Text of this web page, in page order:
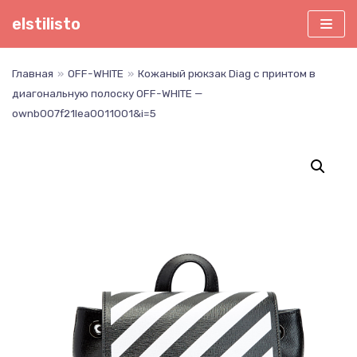
Перейти
elstilisto
Главная » OFF-WHITE » Кожаный рюкзак Diag с принтом в
диагональную полоску OFF-WHITE —
ownb007f21lea0011001&i=5